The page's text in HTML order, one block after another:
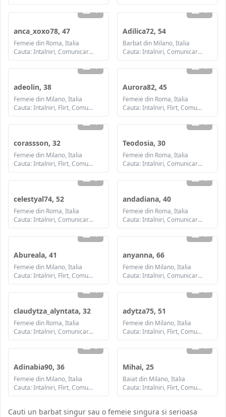
1
anca_xoxo78, 47
Femeie din Roma, Italia
Cauta: Intalniri, Comunicare / chat, Prietenie, Casatorie
1
Adilica72, 54
Barbat din Milano, Italia
Cauta: Intalniri, Comunicare / chat, Prietenie
1
adeolin, 38
Femeie din Milano, Italia
Cauta: Intalniri, Flirt, Comunicare / chat, Prietenie, Casatorie
1
Aurora82, 45
Femeie din Roma, Italia
Cauta: Intalniri, Flirt, Comunicare / chat, Prietenie, Casatorie
1
corassson, 32
Femeie din Milano, Italia
Cauta: Intalniri, Flirt, Comunicare / chat, Prietenie, Casatorie
1
Teodosia, 30
Femeie din Roma, Italia
Cauta: Intalniri, Comunicare / chat, Prietenie
3
celestyal74, 52
Femeie din Roma, Italia
Cauta: Intalniri, Comunicare / chat, Prietenie, Casatorie
1
andadiana, 40
Femeie din Roma, Italia
Cauta: Intalniri, Comunicare / chat, Casatorie
1
Abureala, 41
Femeie din Milano, Italia
Cauta: Intalniri, Flirt, Comunicare / chat, Prietenie, Casatorie
1
anyanna, 66
Femeie din Milano, Italia
Cauta: Intalniri, Comunicare / chat, Prietenie
1
claudytza_alyntata, 32
Femeie din Roma, Italia
Cauta: Intalniri, Comunicare / chat, Prietenie, Casatorie
1
adytza75, 51
Femeie din Milano, Italia
Cauta: Intalniri, Flirt, Comunicare / chat, Prietenie, Casatorie
3
Adinabia90, 36
Femeie din Milano, Italia
Cauta: Intalniri, Flirt, Comunicare / chat, Prietenie, Casatorie
1
Mihai, 25
Baiat din Milano, Italia
Cauta: Intalniri, Flirt, Comunicare / chat, Prietenie, Casatorie
Cauti un barbat singur sau o femeie singura si serioasa